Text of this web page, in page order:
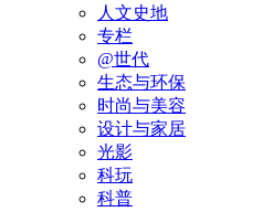
人文史地
专栏
@世代
生态与环保
时尚与美容
设计与家居
光影
科玩
科普